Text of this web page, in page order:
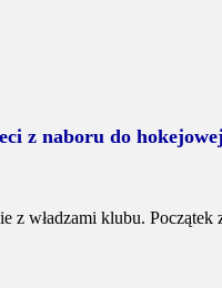
z naboru do
władzami klubu. Początek